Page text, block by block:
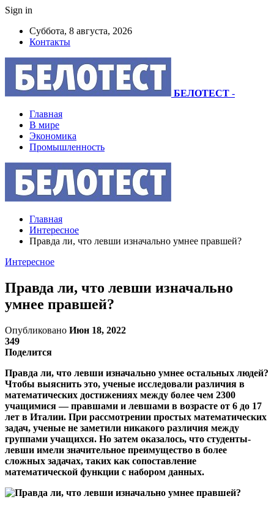
Sign in
Суббота, 8 августа, 2026
Контакты
БЕЛОТЕСТ -
Главная
В мире
Экономика
Промышленность
Главная
Интересное
Правда ли, что левши изначально умнее правшей?
Интересное
Правда ли, что левши изначально
умнее правшей?
Опубликовано Июн 18, 2022
349
Поделится
Правда ли, что левши изначально умнее остальных людей?
Чтобы выяснить это, ученые исследовали различия в
математических достижениях между более чем 2300
учащимися — правшами и левшами в возрасте от 6 до 17
лет в Италии. При рассмотрении простых математических
задач, ученые не заметили никакого различия между
группами учащихся. Но затем оказалось, что студенты-
левши имели значительное преимущество в более
сложных задачах, таких как сопоставление
математической функции с набором данных.